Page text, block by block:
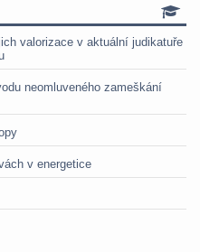
valorizace v aktuální judikatuře
neomluveného zameškání
v energetice